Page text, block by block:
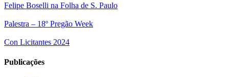
Felipe Boselli na Folha de S. Paulo
Palestra – 18º Pregão Week
Con Licitantes 2024
Publicações